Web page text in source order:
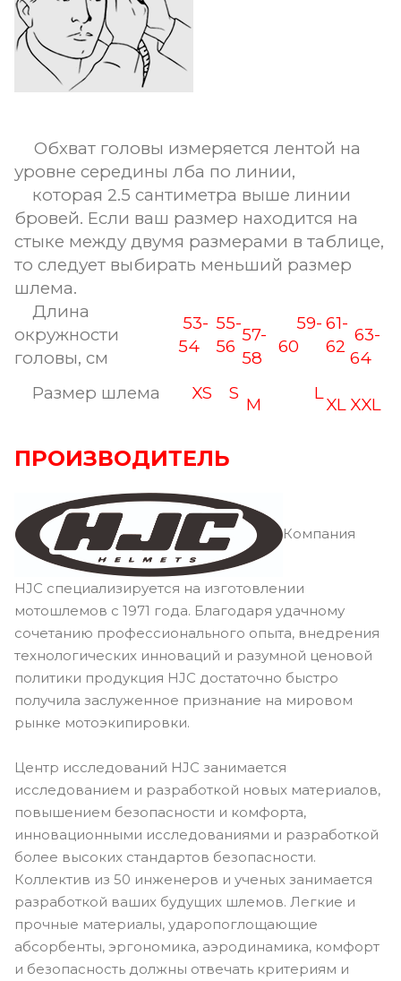
Обхват головы измеряется лентой на
уровне середины лба по линии,
которая 2.5 сантиметра выше линии
бровей. Если ваш размер находится на
стыке между двумя размерами в таблице,
то следует выбирать меньший размер
шлема.
Длина
окружности
головы, см
53-
54
55-
56
57-
58
59-
60
61-
62
63-
64
Размер шлема
XS S
M
L
XL XXL
ПРОИЗВОДИТЕЛЬ
Компания
HJC специализируется на изготовлении
мотошлемов с 1971 года. Благодаря удачному
сочетанию профессионального опыта, внедрения
технологических инноваций и разумной ценовой
политики продукция HJC достаточно быстро
получила заслуженное признание на мировом
рынке мотоэкипировки.
Центр исследований HJC занимается
исследованием и разработкой новых материалов,
повышением безопасности и комфорта,
инновационными исследованиями и разработкой
более высоких стандартов безопасности.
Коллектив из 50 инженеров и ученых занимается
разработкой ваших будущих шлемов. Легкие и
прочные материалы, ударопоглощающие
абсорбенты, эргономика, аэродинамика, комфорт
и безопасность должны отвечать критериям и